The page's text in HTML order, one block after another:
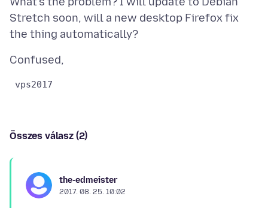
Stretch soon, will a new desktop Firefox fix
Összes válasz (2)
the-edmeister
2017. 08. 25. 10:02